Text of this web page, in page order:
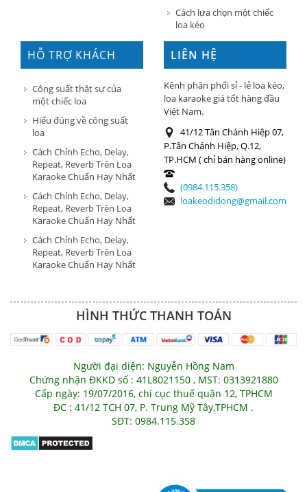
Cách lựa chọn một chiếc
loa kéo
HỖ TRỢ KHÁCH
HÀNG
Công suất thật sự của
một chiếc loa
Hiểu đúng về công suất
loa
Cách Chỉnh Echo, Delay,
Repeat, Reverb Trên Loa
Karaoke Chuẩn Hay Nhất
Cách Chỉnh Echo, Delay,
Repeat, Reverb Trên Loa
Karaoke Chuẩn Hay Nhất
Cách Chỉnh Echo, Delay,
Repeat, Reverb Trên Loa
Karaoke Chuẩn Hay Nhất
LIÊN HỆ
Kênh phân phối sỉ - lẻ loa kéo,
loa karaoke giá tốt hàng đầu
Việt Nam.
41/12 Tân Chánh Hiệp 07,
P.Tân Chánh Hiệp, Q.12,
TP.HCM ( chỉ bán hàng online)
(0984.115.358)
loakeodidong@gmail.com
HÌNH THỨC THANH TOÁN
Người đại diện: Nguyễn Hồng Nam
Chứng nhận ĐKKD số : 41L8021150 , MST: 0313921880
Cấp ngày: 19/07/2016, chi cục thuế quận 12, TPHCM
ĐC : 41/12 TCH 07, P. Trung Mỹ Tây,TPHCM .
SĐT: 0984.115.358